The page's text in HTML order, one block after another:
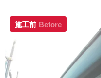
施工前 Before